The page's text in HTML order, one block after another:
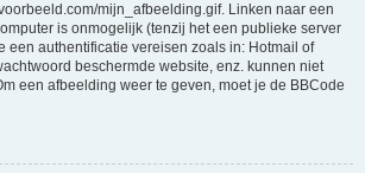
mijn_afbeelding.gif. Linken naar een
is onmogelijk (tenzij het een publieke server
een authentificatie vereisen zoals in: Hotmail of
beschermde website, enz. kunnen niet
een afbeelding weer te geven, moet je de BBCode